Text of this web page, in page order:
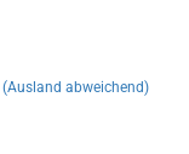
(Ausland abweichend)